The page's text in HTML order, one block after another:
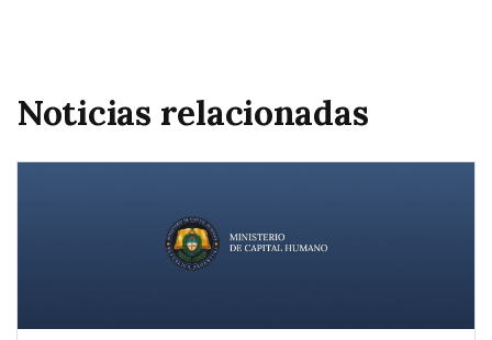
Noticias relacionadas